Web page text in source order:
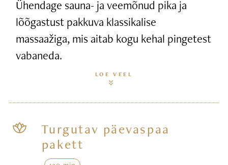
Ühendage sauna- ja veemõnud pika ja
lõõgastust pakkuva klassikalise
massaažiga, mis aitab kogu kehal pingetest
vabaneda.
LOE VEEL
Turgutav päevaspaa
pakett